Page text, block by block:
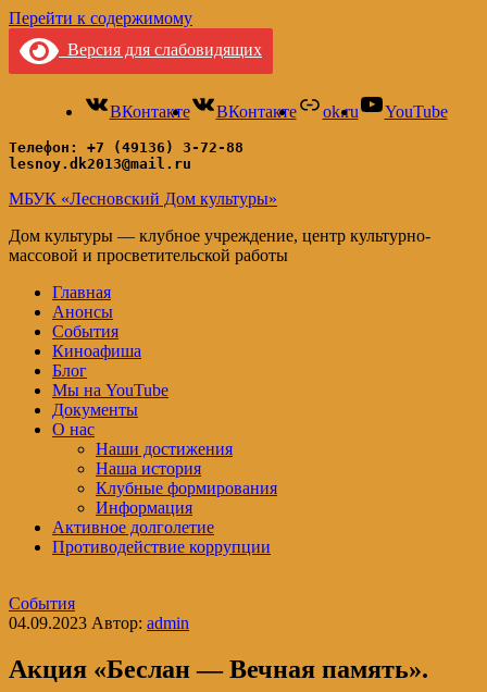
Перейти к содержимому
Версия для слабовидящих
ВКонтакте ВКонтакте ok.ru YouTube
Телефон: +7 (49136) 3-72-88
lesnoy.dk2013@mail.ru
МБУК «Лесновский Дом культуры»
Дом культуры — клубное учреждение, центр культурно-
массовой и просветительской работы
Главная
Анонсы
События
Киноафиша
Блог
Мы на YouTube
Документы
О нас
Наши достижения
Наша история
Клубные формирования
Информация
Активное долголетие
Противодействие коррупции
События
04.09.2023 Автор: admin
Акция «Беслан — Вечная память».